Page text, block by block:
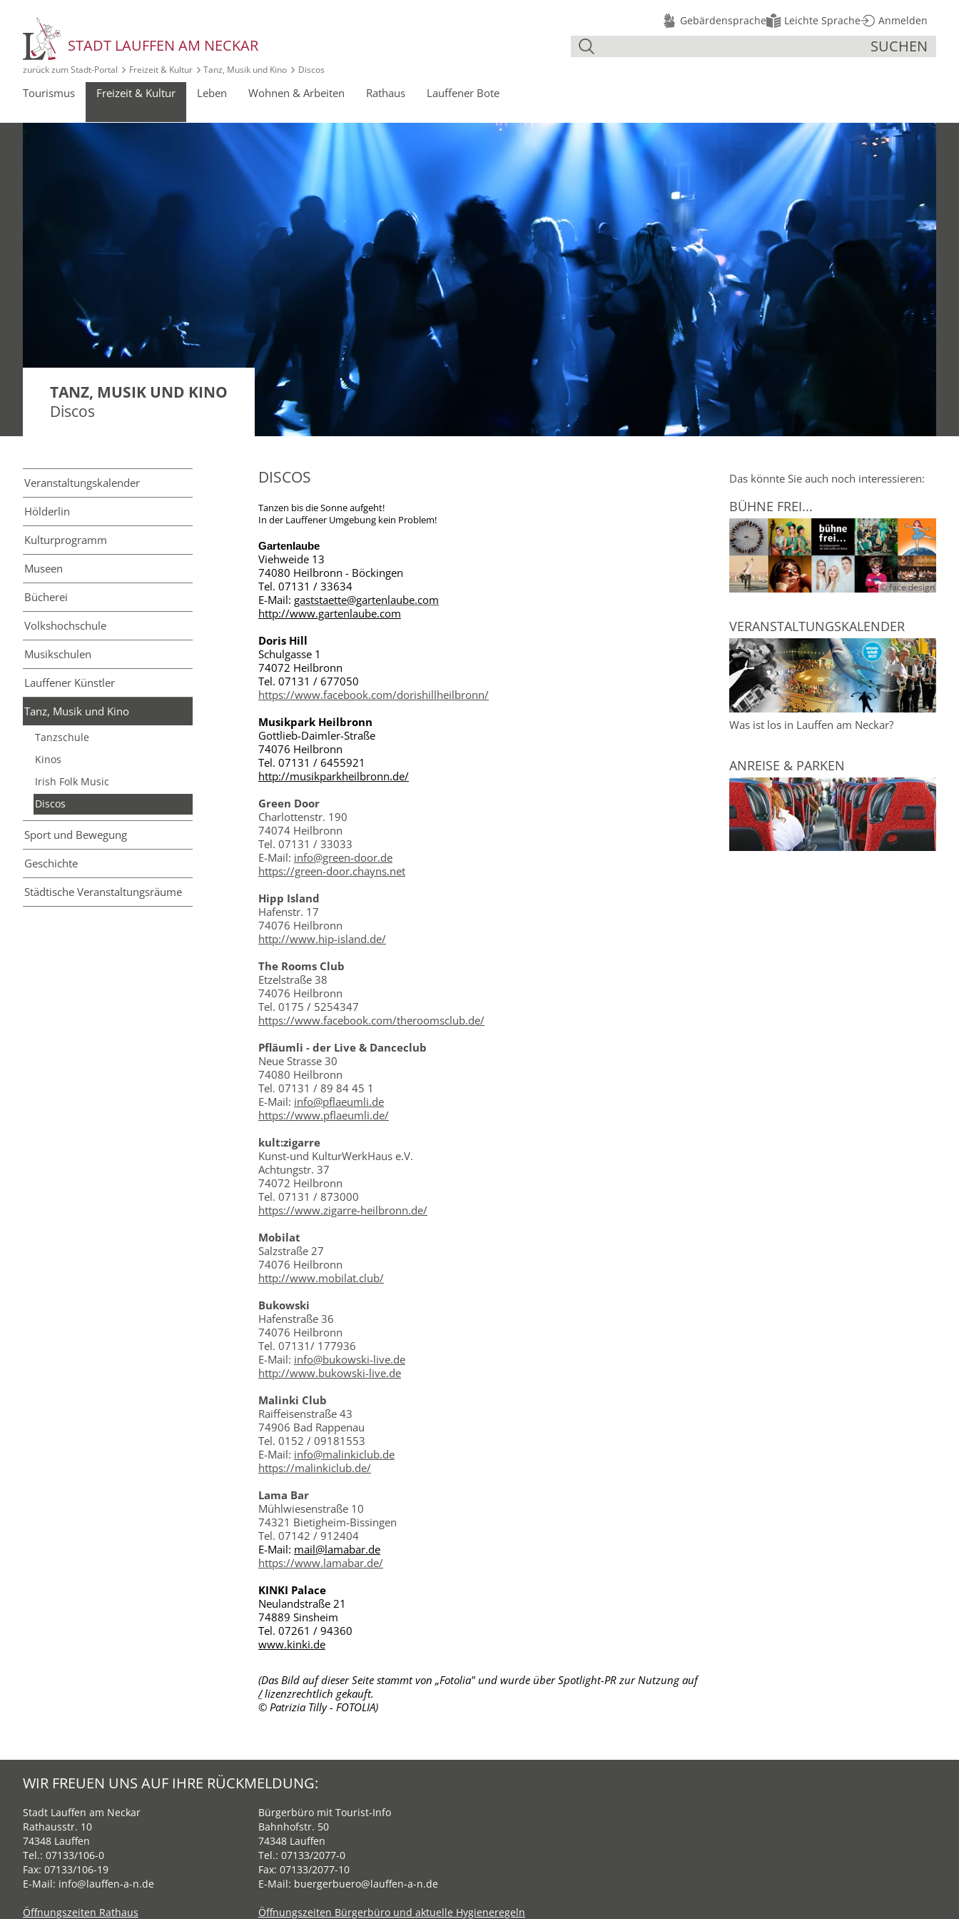
STADT LAUFFEN AM NECKAR
Gebärdensprache Leichte Sprache Anmelden
SUCHEN
zurück zum Stadt‑Portal Freizeit & Kultur Tanz, Musik und Kino Discos
Tourismus Freizeit & Kultur Leben Wohnen & Arbeiten Rathaus Lauffener Bote
TANZ, MUSIK UND KINO
Discos
Veranstaltungs­kalender
Hölderlin
Kultur­programm
Museen
Bücherei
Volkshoch­schule
Musikschulen
Lauffener Künstler
Tanz, Musik und Kino
Tanzschule
Kinos
Irish Folk Music
Discos
Sport und Bewegung
Geschichte
Städtische Veranstaltungsräume
DISCOS
Tanzen bis die Sonne aufgeht!
In der Lauffener Umgebung kein Problem!
Gartenlaube
Viehweide 13
74080 Heilbronn - Böckingen
Tel. 07131 / 33634
E-Mail: gaststaette@gartenlaube.com
http://www.gartenlaube.com
Doris Hill
Schulgasse 1
74072 Heilbronn
Tel. 07131 / 677050
https://www.facebook.com/dorishillheilbronn/
Musikpark Heilbronn
Gottlieb-Daimler-Straße
74076 Heilbronn
Tel. 07131 / 6455921
http://musikparkheilbronn.de/
Green Door
Charlottenstr. 190
74074 Heilbronn
Tel. 07131 / 33033
E-Mail: info@green-door.de
https://green-door.chayns.net
Hipp Island
Hafenstr. 17
74076 Heilbronn
http://www.hip-island.de/
The Rooms Club
Etzelstraße 38
74076 Heilbronn
Tel. 0175 / 5254347
https://www.facebook.com/theroomsclub.de/
Pfläumli - der Live & Danceclub
Neue Strasse 30
74080 Heilbronn
Tel. 07131 / 89 84 45 1
E-Mail: info@pflaeumli.de
https://www.pflaeumli.de/
kult:zigarre
Kunst-und KulturWerkHaus e.V.
Achtungstr. 37
74072 Heilbronn
Tel. 07131 / 873000
https://www.zigarre-heilbronn.de/
Mobilat
Salzstraße 27
74076 Heilbronn
http://www.mobilat.club/
Bukowski
Hafenstraße 36
74076 Heilbronn
Tel. 07131/ 177936
E-Mail: info@bukowski-live.de
http://www.bukowski-live.de
Malinki Club
Raiffeisenstraße 43
74906 Bad Rappenau
Tel. 0152 / 09181553
E-Mail: info@malinkiclub.de
https://malinkiclub.de/
Lama Bar
Mühlwiesenstraße 10
74321 Bietigheim-Bissingen
Tel. 07142 / 912404
E-Mail: mail@lamabar.de
https://www.lamabar.de/
KINKI Palace
Neulandstraße 21
74889 Sinsheim
Tel. 07261 / 94360
www.kinki.de
(Das Bild auf dieser Seite stammt von „Fotolia" und wurde über Spotlight-PR zur Nutzung auf
/lizenzrechtlich gekauft.
© Patrizia Tilly - FOTOLIA)
Das könnte Sie auch noch interessieren:
BÜHNE FREI...
© face design
VERANSTALTUNGSKALENDER
Was ist los in Lauffen am Neckar?
ANREISE & PARKEN
WIR FREUEN UNS AUF IHRE RÜCKMELDUNG:
Stadt Lauffen am Neckar
Rathausstr. 10
74348 Lauffen
Tel.: 07133/106-0
Fax: 07133/106-19
E-Mail: info@lauffen-a-n.de
Öffnungszeiten Rathaus
Bürgerbüro mit Tourist-Info
Bahnhofstr. 50
74348 Lauffen
Tel.: 07133/2077-0
Fax: 07133/2077-10
E-Mail: buergerbuero@lauffen-a-n.de
Öffnungszeiten Bürgerbüro und aktuelle Hygieneregeln